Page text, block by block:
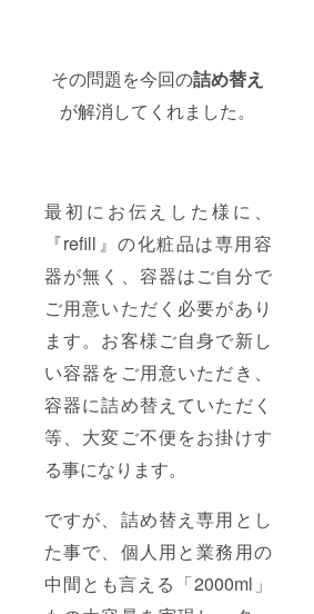
その問題を今回の詰め替え
が解消してくれました。
最初にお伝えした様に、
『refill』の化粧品は専用容
器が無く、容器はご自分で
ご用意いただく必要があり
ます。お客様ご自身で新し
い容器をご用意いただき、
容器に詰め替えていただく
等、大変ご不便をお掛けす
る事になります。
ですが、詰め替え専用とし
た事で、個人用と業務用の
中間とも言える「2000ml」